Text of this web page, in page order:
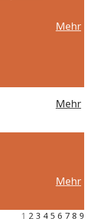
Mehr
Mehr
Mehr
1 2 3 4 5 6 7 8 9